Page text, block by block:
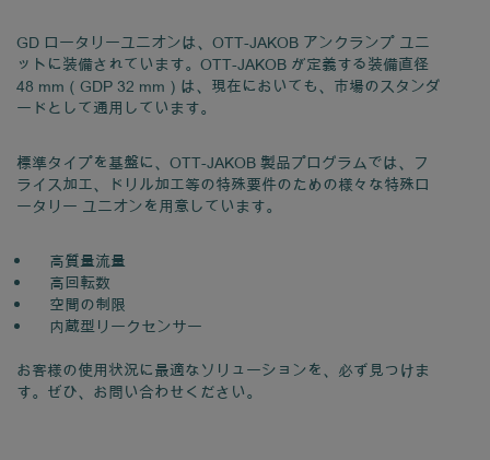
GD ロータリーユニオンは、OTT-JAKOB アンクランプ ユニ
ットに装備されています。OTT-JAKOB が定義する装備直径
48 mm（GDP 32 mm）は、現在においても、市場のスタンダ
ードとして通用しています。
標準タイプを基盤に、OTT-JAKOB 製品プログラムでは、フ
ライス加工、ドリル加工等の特殊要件のための様々な特殊ロ
ータリー ユニオンを用意しています。
高質量流量
高回転数
空間の制限
内蔵型リークセンサー
お客様の使用状況に最適なソリューションを、必ず見つけま
す。ぜひ、お問い合わせください。